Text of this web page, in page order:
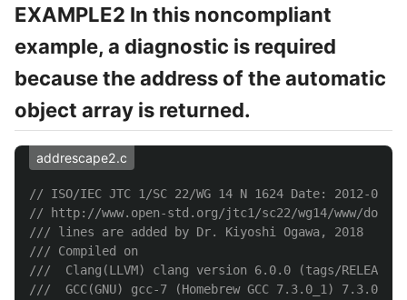
EXAMPLE2 In this noncompliant
example, a diagnostic is required
because the address of the automatic
object array is returned.
addrescape2.c
// ISO/IEC JTC 1/SC 22/WG 14 N 1624 Date: 2012-06-
// http://www.open-std.org/jtc1/sc22/wg14/www/docs/
/// lines are added by Dr. Kiyoshi Ogawa, 2018
/// Compiled on
///  Clang(LLVM) clang version 6.0.0 (tags/
///  GCC(GNU) gcc-7 (Homebrew GCC 7.3.0_1) 7.3.0